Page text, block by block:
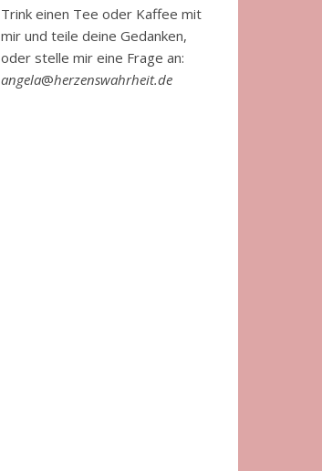
Trink einen Tee oder Kaffee mit
mir und teile deine Gedanken,
oder stelle mir eine Frage an:
angela@herzenswahrheit.de